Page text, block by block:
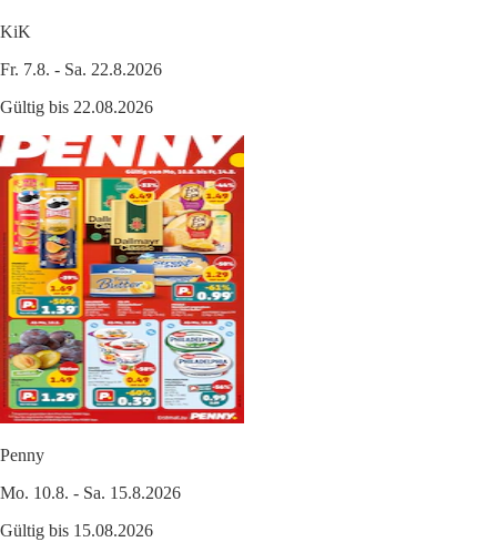
KiK
Fr. 7.8. - Sa. 22.8.2026
Gültig bis 22.08.2026
Penny
Mo. 10.8. - Sa. 15.8.2026
Gültig bis 15.08.2026